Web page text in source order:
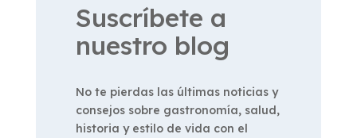
Suscríbete a
nuestro blog
No te pierdas las últimas noticias y
consejos sobre gastronomía, salud,
historia y estilo de vida con el